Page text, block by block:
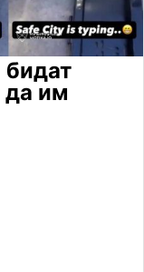
бидат
да им